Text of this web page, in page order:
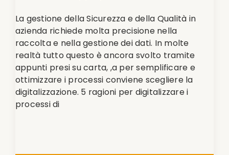
La gestione della Sicurezza e della Qualità in
azienda richiede molta precisione nella
raccolta e nella gestione dei dati. In molte
realtà tutto questo è ancora svolto tramite
appunti presi su carta, ,a per semplificare e
ottimizzare i processi conviene scegliere la
digitalizzazione. 5 ragioni per digitalizzare i
processi di